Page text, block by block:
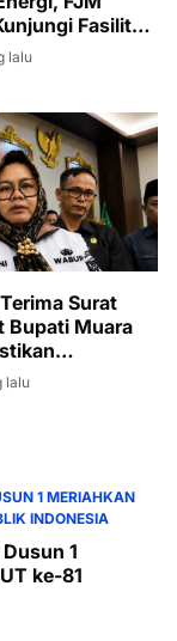
Fasilitas
di Muara
lalu
Surat
Bupati Muara
Tetap
lalu
1 MERIAHKAN
INDONESIA
1
ke-81